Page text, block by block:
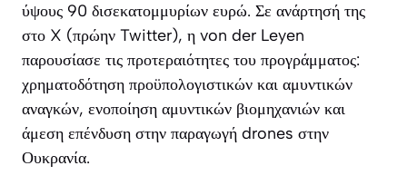
ύψους 90 δισεκατομμυρίων ευρώ. Σε ανάρτησή της
στο X (πρώην Twitter), η von der Leyen
παρουσίασε τις προτεραιότητες του προγράμματος:
χρηματοδότηση προϋπολογιστικών και αμυντικών
αναγκών, ενοποίηση αμυντικών βιομηχανιών και
άμεση επένδυση στην παραγωγή drones στην
Ουκρανία.